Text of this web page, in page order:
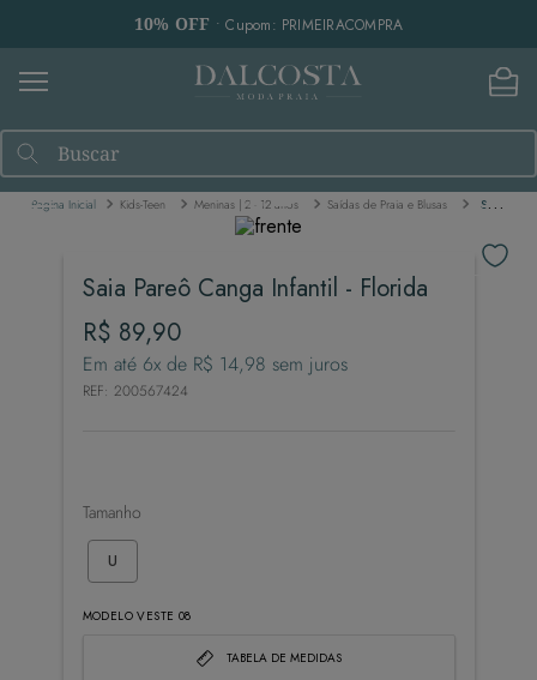
10% OFF • Cupom: PRIMEIRACOMPRA
Buscar
Kids-Teen Meninas | 2 - 12 anos Saídas de Praia e Blusas Saia Pareô Canga Infantil - Florida
Saia Pareô Canga Infantil - Florida
R$ 89,90
Em até 6x de R$ 14,98 sem juros
REF: 200567424
Tamanho
U
MODELO VESTE 08
TABELA DE MEDIDAS